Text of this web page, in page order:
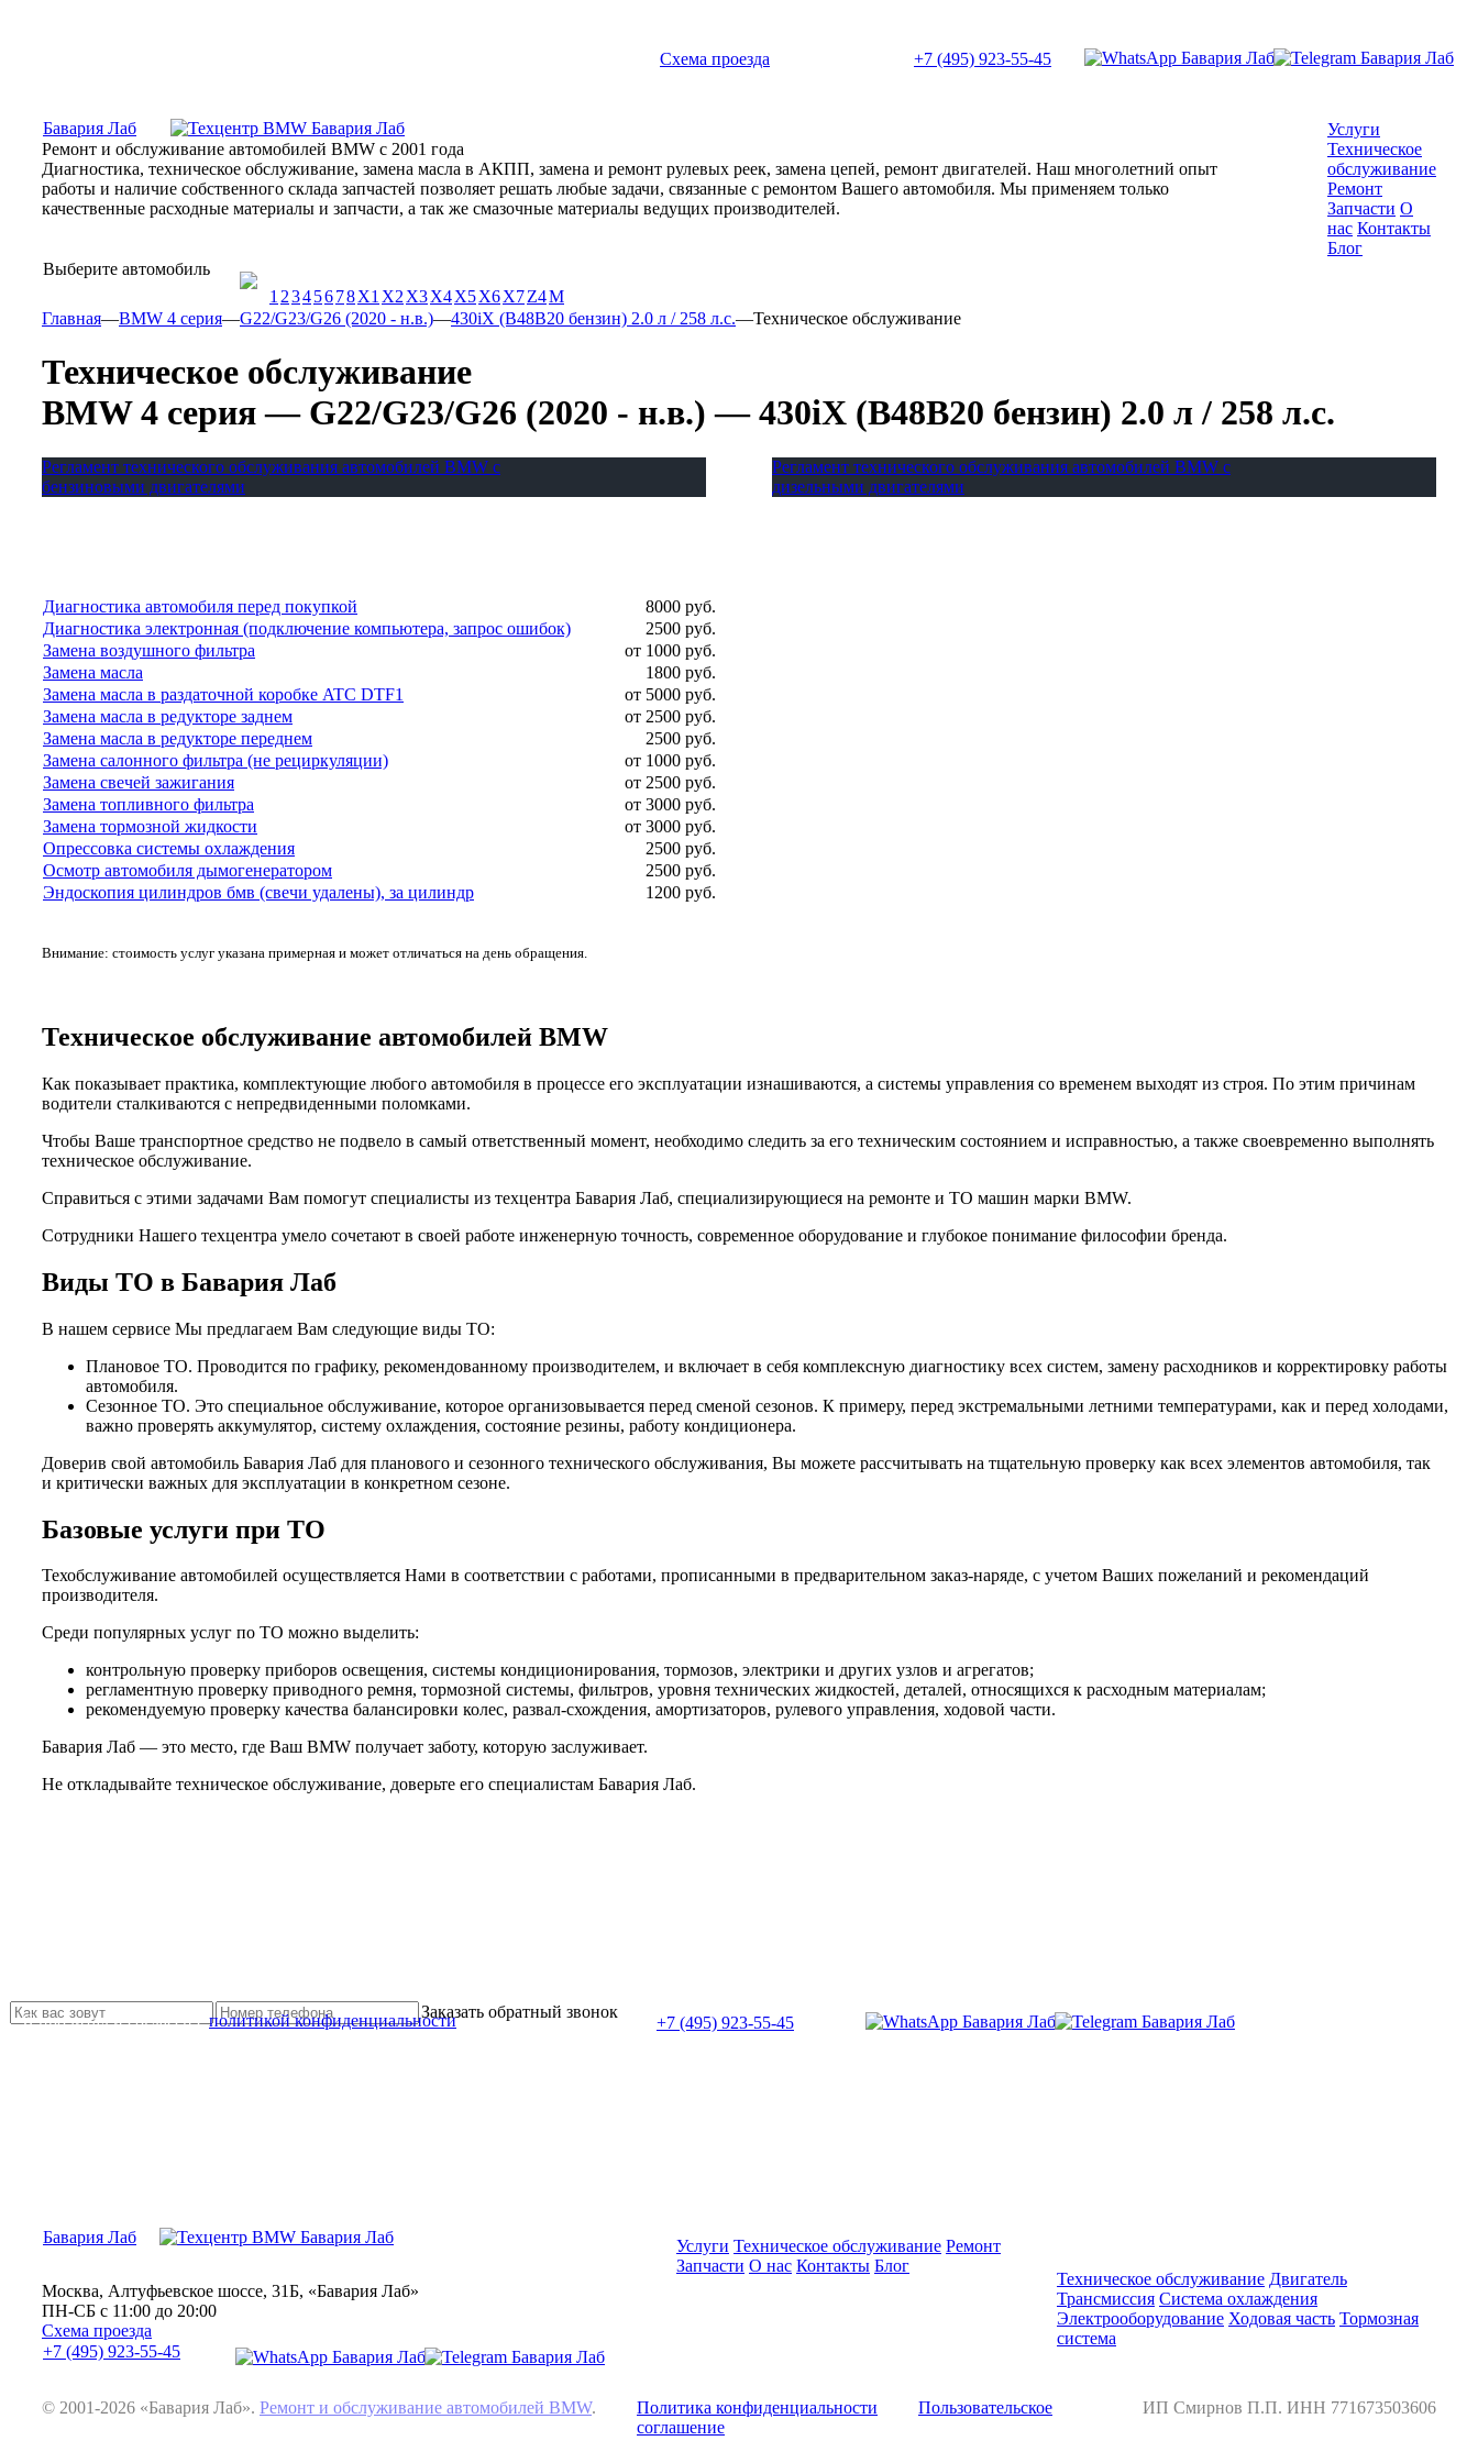
Схема проезда +7 (495) 923-55-45
Бавария Лаб
Ремонт и обслуживание автомобилей BMW с 2001 года
Диагностика, техническое обслуживание, замена масла в АКПП, замена и ремонт рулевых реек, замена цепей, ремонт двигателей. Наш многолетний опыт
работы и наличие собственного склада запчастей позволяет решать любые задачи, связанные с ремонтом Вашего автомобиля. Мы применяем только
качественные расходные материалы и запчасти, а так же смазочные материалы ведущих производителей.
Услуги
Техническое
обслуживание
Ремонт
Запчасти О
нас Контакты
Блог
Выберите автомобиль
1 2345678X1 X2 X3X4X5X6X7Z4М
Главная—BMW 4 серия—G22/G23/G26 (2020 - н.в.)—430iX (B48B20 бензин) 2.0 л / 258 л.с.—Техническое обслуживание
Техническое обслуживание
BMW 4 серия — G22/G23/G26 (2020 - н.в.) — 430iX (B48B20 бензин) 2.0 л / 258 л.с.
Регламент технического обслуживания автомобилей BMW с
бензиновыми двигателями
Регламент технического обслуживания автомобилей BMW с
дизельными двигателями
Диагностика автомобиля перед покупкой
8000 руб.
Диагностика электронная (подключение компьютера, запрос ошибок)
2500 руб.
Замена воздушного фильтра
от 1000 руб.
Замена масла
1800 руб.
Замена масла в раздаточной коробке ATC DTF1
от 5000 руб.
Замена масла в редукторе заднем
от 2500 руб.
Замена масла в редукторе переднем
2500 руб.
Замена салонного фильтра (не рециркуляции)
от 1000 руб.
Замена свечей зажигания
от 2500 руб.
Замена топливного фильтра
от 3000 руб.
Замена тормозной жидкости
от 3000 руб.
Опрессовка системы охлаждения
2500 руб.
Осмотр автомобиля дымогенератором
2500 руб.
Эндоскопия цилиндров бмв (свечи удалены), за цилиндр
1200 руб.
Внимание: стоимость услуг указана примерная и может отличаться на день обращения.
Техническое обслуживание автомобилей BMW
Как показывает практика, комплектующие любого автомобиля в процессе его эксплуатации изнашиваются, а системы управления со временем выходят из строя. По этим причинам
водители сталкиваются с непредвиденными поломками.
Чтобы Ваше транспортное средство не подвело в самый ответственный момент, необходимо следить за его техническим состоянием и исправностью, а также своевременно выполнять
техническое обслуживание.
Справиться с этими задачами Вам помогут специалисты из техцентра Бавария Лаб, специализирующиеся на ремонте и ТО машин марки BMW.
Сотрудники Нашего техцентра умело сочетают в своей работе инженерную точность, современное оборудование и глубокое понимание философии бренда.
Виды ТО в Бавария Лаб
В нашем сервисе Мы предлагаем Вам следующие виды ТО:
Плановое ТО. Проводится по графику, рекомендованному производителем, и включает в себя комплексную диагностику всех систем, замену расходников и корректировку работы
автомобиля.
Сезонное ТО. Это специальное обслуживание, которое организовывается перед сменой сезонов. К примеру, перед экстремальными летними температурами, как и перед холодами,
важно проверять аккумулятор, систему охлаждения, состояние резины, работу кондиционера.
Доверив свой автомобиль Бавария Лаб для планового и сезонного технического обслуживания, Вы можете рассчитывать на тщательную проверку как всех элементов автомобиля, так
и критически важных для эксплуатации в конкретном сезоне.
Базовые услуги при ТО
Техобслуживание автомобилей осуществляется Нами в соответствии с работами, прописанными в предварительном заказ-наряде, с учетом Ваших пожеланий и рекомендаций
производителя.
Среди популярных услуг по ТО можно выделить:
контрольную проверку приборов освещения, системы кондиционирования, тормозов, электрики и других узлов и агрегатов;
регламентную проверку приводного ремня, тормозной системы, фильтров, уровня технических жидкостей, деталей, относящихся к расходным материалам;
рекомендуемую проверку качества балансировки колес, развал-схождения, амортизаторов, рулевого управления, ходовой части.
Бавария Лаб — это место, где Ваш BMW получает заботу, которую заслуживает.
Не откладывайте техническое обслуживание, доверьте его специалистам Бавария Лаб.
Заказать обратный звонок
Я прочитал и согласен сполитикой конфиденциальности
+7 (495) 923-55-45
Бавария Лаб
Москва, Алтуфьевское шоссе, 31Б, «Бавария Лаб»
ПН-СБ с 11:00 до 20:00
Схема проезда
+7 (495) 923-55-45
Услуги Техническое обслуживание Ремонт
Запчасти О нас Контакты Блог
Техническое обслуживание Двигатель
Трансмиссия Система охлаждения
Электрооборудование Ходовая часть Тормозная
система
© 2001-2026 «Бавария Лаб». Ремонт и обслуживание автомобилей BMW. Политика конфиденциальности
Пользовательское
соглашение
ИП Смирнов П.П. ИНН 771673503606